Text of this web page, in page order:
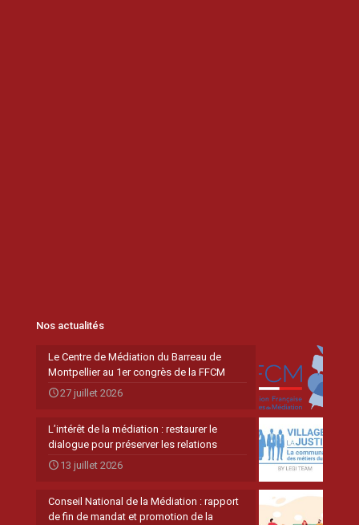
Nos actualités
Le Centre de Médiation du Barreau de
Montpellier au 1er congrès de la FFCM
27 juillet 2026
L’intérêt de la médiation : restaurer le
dialogue pour préserver les relations
13 juillet 2026
Conseil National de la Médiation : rapport
de fin de mandat et promotion de la